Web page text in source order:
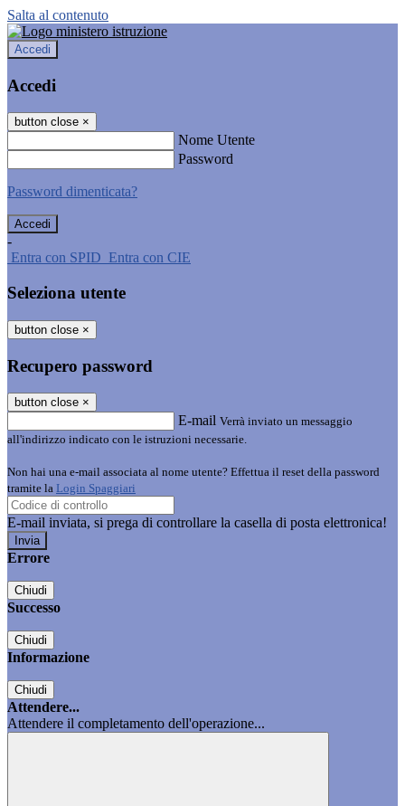
Salta al contenuto
Accedi
Accedi
button close ×
Nome Utente
Password
Password dimenticata?
-
Entra con SPID Entra con CIE
Seleziona utente
button close ×
Recupero password
button close ×
E-mail Verrà inviato un messaggio
all'indirizzo indicato con le istruzioni necessarie.
Non hai una e-mail associata al nome utente? Effettua il reset della password
tramite la Login Spaggiari
E-mail inviata, si prega di controllare la casella di posta elettronica!
Errore
Chiudi
Successo
Chiudi
Informazione
Chiudi
Attendere...
Attendere il completamento dell'operazione...